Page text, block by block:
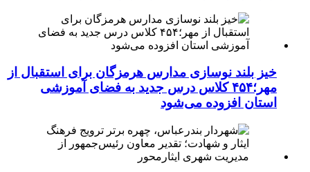
خیز بلند نوسازی مدارس هرمزگان برای استقبال از
مهر؛۴۵۴ کلاس درس جدید به فضای آموزشی
استان افزوده می‌شود